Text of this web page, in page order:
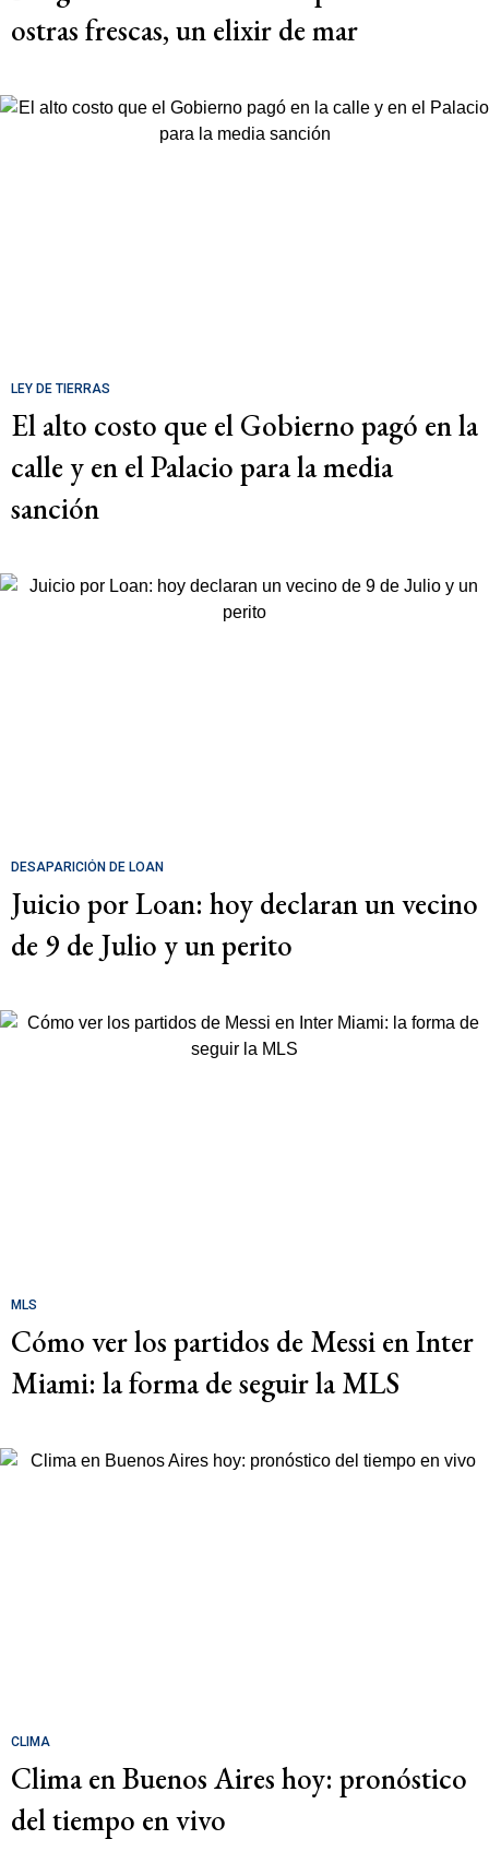
ostras frescas, un elixir de mar
LEY DE TIERRAS
El alto costo que el Gobierno pagó en la
calle y en el Palacio para la media
sanción
DESAPARICIÓN DE LOAN
Juicio por Loan: hoy declaran un vecino
de 9 de Julio y un perito
MLS
Cómo ver los partidos de Messi en Inter
Miami: la forma de seguir la MLS
CLIMA
Clima en Buenos Aires hoy: pronóstico
del tiempo en vivo